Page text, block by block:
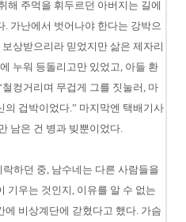
해 주먹을 휘두르던 아버지는 길에
가난에서 벗어나야 한다는 강박으
상받으리라 믿었지만 삶은 제자리
누워 등돌리고만 있었고, 아들 환
컹거리며 무겁게 그를 짓눌러, 마
의 겁박이었다.” 마지막엔 택배기사
남은 건 병과 빚뿐이었다.
하던 중, 남수네는 다른 사람들을
기우는 것인지, 이유를 알 수 없는
비상계단에 갇혔다고 했다. 가슴